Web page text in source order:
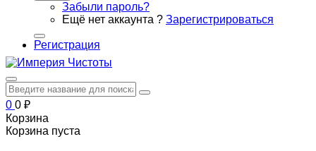
Забыли пароль?
Ещё нет аккаунта ? Зарегистрироваться
Регистрация
0 0 ₽
Корзина
Корзина пуста